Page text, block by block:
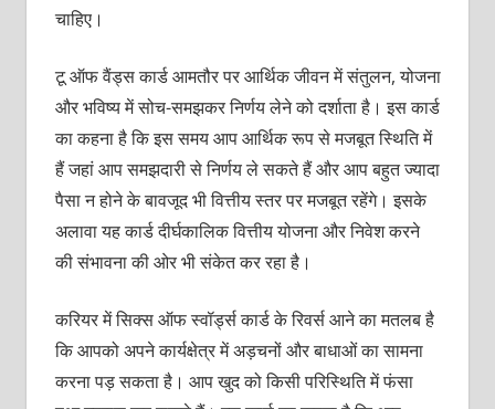
चाहिए।
टू ऑफ वैंड्स कार्ड आमतौर पर आर्थिक जीवन में संतुलन, योजना
और भविष्‍य में सोच-समझकर निर्णय लेने को दर्शाता है। इस कार्ड
का कहना है कि इस समय आप आर्थिक रूप से मजबूत स्थि‍ति में
हैं जहां आप समझदारी से निर्णय ले सकते हैं और आप बहुत ज्‍यादा
पैसा न होने के बावजूद भी वित्तीय स्‍तर पर मजबूत रहेंगे। इसके
अलावा यह कार्ड दीर्घकालिक वित्तीय योजना और निवेश करने
की संभावना की ओर भी संकेत कर रहा है।
करियर में सिक्‍स ऑफ स्‍वॉर्ड्स कार्ड के रिवर्स आने का मतलब है
कि आपको अपने कार्यक्षेत्र में अड़चनों और बाधाओं का सामना
करना पड़ सकता है। आप खुद को किसी परिस्थिति में फंसा